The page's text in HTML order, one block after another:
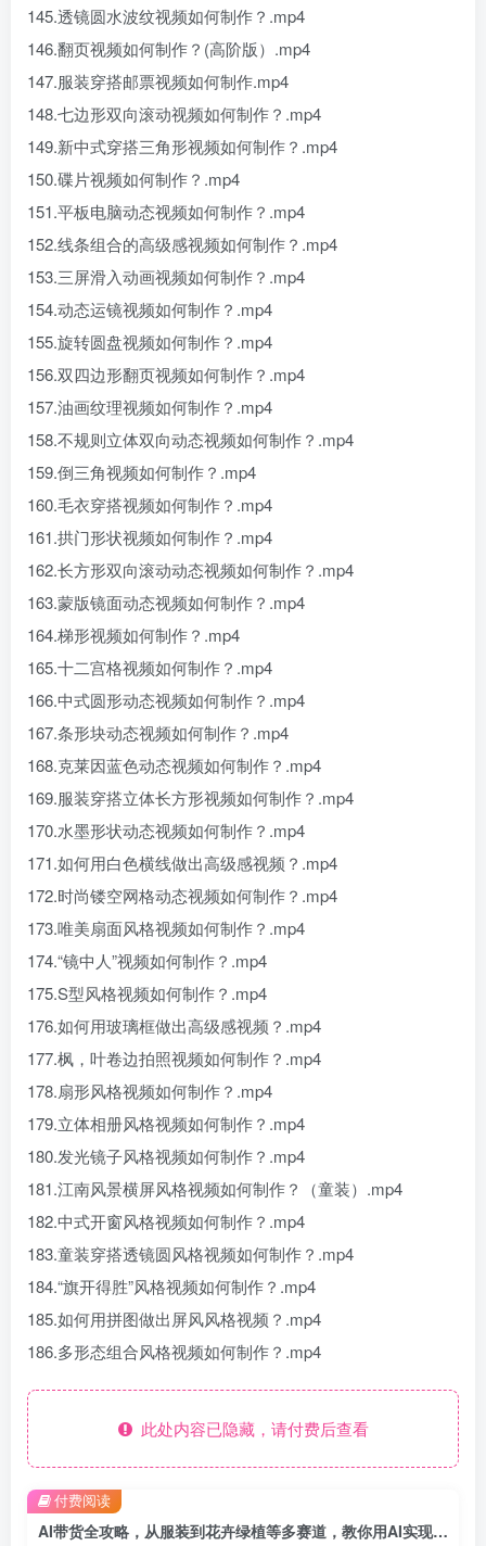
145.透镜圆水波纹视频如何制作？.mp4
146.翻页视频如何制作？(高阶版）.mp4
147.服装穿搭邮票视频如何制作.mp4
148.七边形双向滚动视频如何制作？.mp4
149.新中式穿搭三角形视频如何制作？.mp4
150.碟片视频如何制作？.mp4
151.平板电脑动态视频如何制作？.mp4
152.线条组合的高级感视频如何制作？.mp4
153.三屏滑入动画视频如何制作？.mp4
154.动态运镜视频如何制作？.mp4
155.旋转圆盘视频如何制作？.mp4
156.双四边形翻页视频如何制作？.mp4
157.油画纹理视频如何制作？.mp4
158.不规则立体双向动态视频如何制作？.mp4
159.倒三角视频如何制作？.mp4
160.毛衣穿搭视频如何制作？.mp4
161.拱门形状视频如何制作？.mp4
162.长方形双向滚动动态视频如何制作？.mp4
163.蒙版镜面动态视频如何制作？.mp4
164.梯形视频如何制作？.mp4
165.十二宫格视频如何制作？.mp4
166.中式圆形动态视频如何制作？.mp4
167.条形块动态视频如何制作？.mp4
168.克莱因蓝色动态视频如何制作？.mp4
169.服装穿搭立体长方形视频如何制作？.mp4
170.水墨形状动态视频如何制作？.mp4
171.如何用白色横线做出高级感视频？.mp4
172.时尚镂空网格动态视频如何制作？.mp4
173.唯美扇面风格视频如何制作？.mp4
174.“镜中人”视频如何制作？.mp4
175.S型风格视频如何制作？.mp4
176.如何用玻璃框做出高级感视频？.mp4
177.枫，叶卷边拍照视频如何制作？.mp4
178.扇形风格视频如何制作？.mp4
179.立体相册风格视频如何制作？.mp4
180.发光镜子风格视频如何制作？.mp4
181.江南风景横屏风格视频如何制作？（童装）.mp4
182.中式开窗风格视频如何制作？.mp4
183.童装穿搭透镜圆风格视频如何制作？.mp4
184.“旗开得胜”风格视频如何制作？.mp4
185.如何用拼图做出屏风风格视频？.mp4
186.多形态组合风格视频如何制作？.mp4
此处内容已隐藏，请付费后查看
AI带货全攻略，从服装到花卉绿植等多赛道，教你用AI实现带货流量与销量双提升
付费阅读